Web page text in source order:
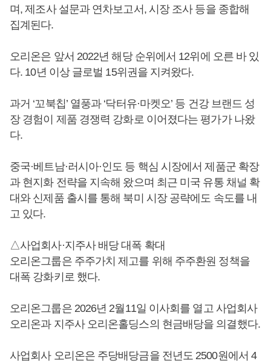
며, 제조사 설문과 연차보고서, 시장 조사 등을 종합해
집계된다.
오리온은 앞서 2022년 해당 순위에서 12위에 오른 바 있
다. 10년 이상 글로벌 15위권을 지켜왔다.
과거 ‘꼬북칩’ 열풍과 ‘닥터유·마켓오’ 등 건강 브랜드 성
장 경험이 제품 경쟁력 강화로 이어졌다는 평가가 나왔
다.
중국·베트남·러시아·인도 등 핵심 시장에서 제품군 확장
과 현지화 전략을 지속해 왔으며 최근 미국 유통 채널 확
대와 신제품 출시를 통해 북미 시장 공략에도 속도를 내
고 있다.
△사업회사·지주사 배당 대폭 확대
오리온그룹은 주주가치 제고를 위해 주주환원 정책을
대폭 강화키로 했다.
오리온그룹은 2026년 2월11일 이사회를 열고 사업회사
오리온과 지주사 오리온홀딩스의 현금배당을 의결했다.
사업회사 오리온은 주당배당금을 전년도 2500원에서 4